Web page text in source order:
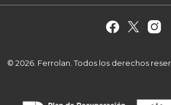
© 2026. Ferrolan. Todos los derechos